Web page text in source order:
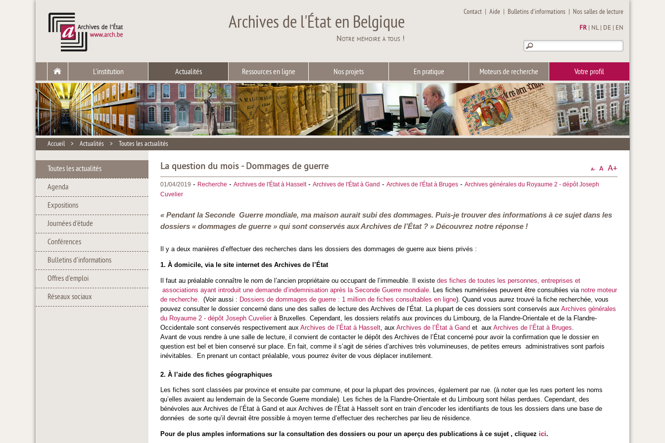
Archives de l'État en Belgique
Notre mémoire à tous !
Contact |Aide | Bulletins d'informations | Nos salles de lecture
FR NL| DE EN
L'institution Actualités Ressources en ligne Nos projets En pratique Moteurs de recherche Votre profil
Accueil > Actualités > Toutes les actualités
Toutes les actualités
Agenda
Expositions
Journées d'étude
Conférences
Bulletins d'informations
Offres d'emploi
Réseaux sociaux
La question du mois - Dommages de guerre
01/04/2019 - Recherche - Archives de l'État à Hasselt- Archives de l'État à Gand - Archives de l'État à Bruges - Archives générales du Royaume 2 - dépôt Joseph
Cuvelier
« Pendant la Seconde Guerre mondiale, ma maison aurait subi des dommages. Puis-je trouver des informations à ce sujet dans les
dossiers « dommages de guerre » qui sont conservés aux Archives de l’État ? » Découvrez notre réponse !
Il y a deux manières d’effectuer des recherches dans les dossiers des dommages de guerre aux biens privés :
1. À domicile, via le site internet des Archives de l’État
Il faut au préalable connaître le nom de l’ancien propriétaire ou occupant de l’immeuble. Il existe des fiches de toutes les personnes, entreprises et
associations ayant introduit une demande d’indemnisation après la Seconde Guerre mondiale . Les fiches numérisées peuvent être consultées via notre moteur
de recherche.
(Voir aussi : Dossiers de dommages de guerre : 1 million de fiches consultables en ligne). Quand vous aurez trouvé la fiche recherchée, vous
pouvez consulter le dossier concerné dans une des salles de lecture des Archives de l’État. La plupart de ces dossiers sont conservés aux Archives générales
du Royaume 2 - dépôt Joseph Cuvelierà Bruxelles. Cependant, les dossiers relatifs aux provinces du Limbourg, de la Flandre-Orientale et de la Flandre-
Occidentale sont conservés respectivement aux Archives de l’État à Hasselt , aux Archives de l’État à Gand et aux Archives de l’État à Bruges
Avant de vous rendre à une salle de lecture, il convient de contacter le dépôt des Archives de l’État concerné pour avoir la confirmation que le dossier en
question est bel et bien conservé sur place. En fait, comme il s’agit de séries d’archives très volumineuses, de petites erreurs administratives sont parfois
inévitables. En prenant un contact préalable, vous pourrez éviter de vous déplacer inutilement.
2. À l’aide des fiches géographiques
Les fiches sont classées par province et ensuite par commune, et pour la plupart des provinces, également par rue. (à noter que les rues portent les noms
qu’elles avaient au lendemain de la Seconde Guerre mondiale). Les fiches de la Flandre-Orientale et du Limbourg sont hélas perdues. Cependant, des
bénévoles aux Archives de l’État à Gand et aux Archives de l’État à Hasselt sont en train d’encoder les identifiants de tous les dossiers dans une base de
données de sorte qu’il devrait être possible à moyen terme d’effectuer des recherches par lieu de résidence.
Pour de plus amples informations sur la consultation des dossiers ou pour un aperçu des publications à ce sujet , cliquez ici.